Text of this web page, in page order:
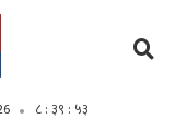
८ : ३९ : ५५